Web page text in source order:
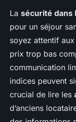
La sécurité dans
pour un séjour
soyez attentif aux
prix trop bas
communication
indices peuvent
crucial de lire les
d’anciens